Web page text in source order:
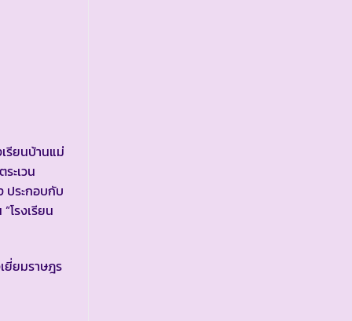
รียนบ้านแม่
ะเวน
ประกอบกับ
โรงเรียน
ยี่ยมราษฎร